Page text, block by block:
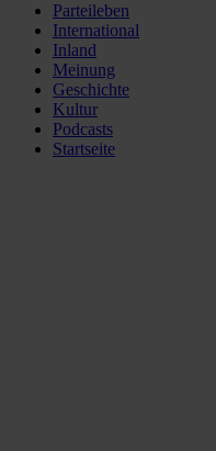
Parteileben
International
Inland
Meinung
Geschichte
Kultur
Podcasts
Startseite